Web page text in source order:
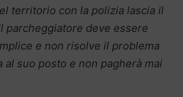
territorio con la polizia lascia il
parcheggiatore deve essere
e non risolve il problema
al suo posto e non pagherà mai